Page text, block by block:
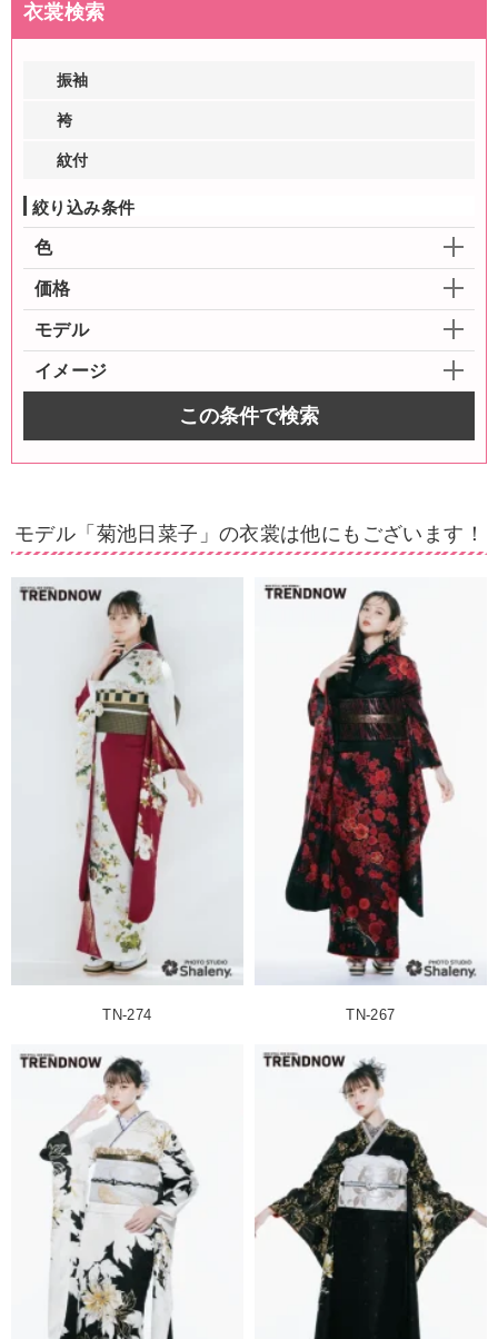
衣裳検索
振袖
袴
紋付
絞り込み条件
色
価格
モデル
イメージ
この条件で検索
モデル「菊池日菜子」の衣裳は他にもございます！
TN-274 TN-267